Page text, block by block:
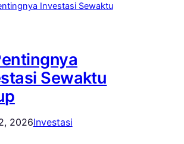
Sewaktu
2026Investasi